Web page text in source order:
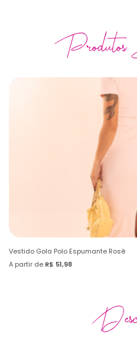
Produtos
Vestido Gola Polo Espumante Rosê
A partir de R$ 51,98